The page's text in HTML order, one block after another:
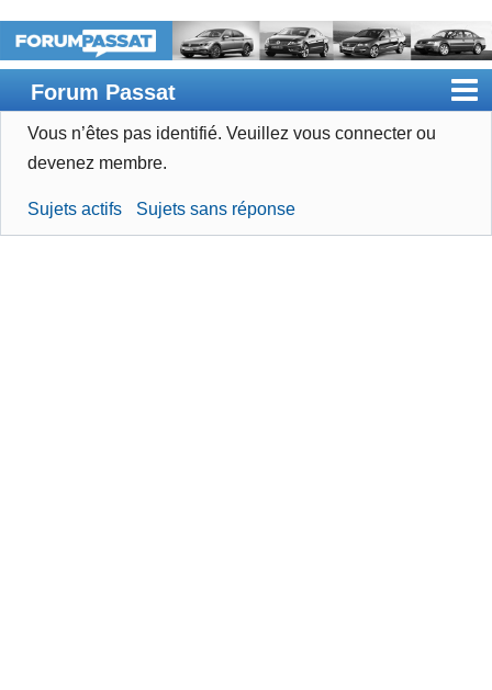
Forum Passat
Accueil
Devenir membre
Vous n’êtes pas identifié. Veuillez vous connecter ou
devenez membre.
Sujets actifs Sujets sans réponse